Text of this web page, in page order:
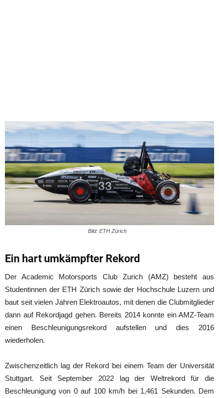
Bild: ETH Zürich
Ein hart umkämpfter Rekord
Der Academic Motorsports Club Zurich (AMZ) besteht aus
Studentinnen der ETH Zürich sowie der Hochschule Luzern und
baut seit vielen Jahren Elektroautos, mit denen die Clubmitglieder
dann auf Rekordjagd gehen. Bereits 2014 konnte ein AMZ-Team
einen Beschleunigungsrekord aufstellen und dies 2016
wiederholen.
Zwischenzeitlich lag der Rekord bei einem Team der Universität
Stuttgart. Seit September 2022 lag der Weltrekord für die
Beschleunigung von 0 auf 100 km/h bei 1,461 Sekunden. Dem